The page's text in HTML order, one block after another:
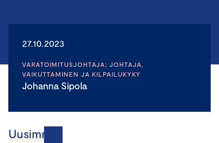
27.10.2023
VARATOIMITUSJOHTAJA; JOHTAJA,
VAIKUTTAMINEN JA KILPAILUKYKY
Johanna Sipola
Uusimmat